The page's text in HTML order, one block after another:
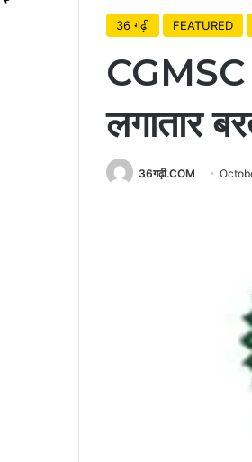
36 गढ़ी FEATURED
CGMSC
लगातार
36गढ़ी.COM